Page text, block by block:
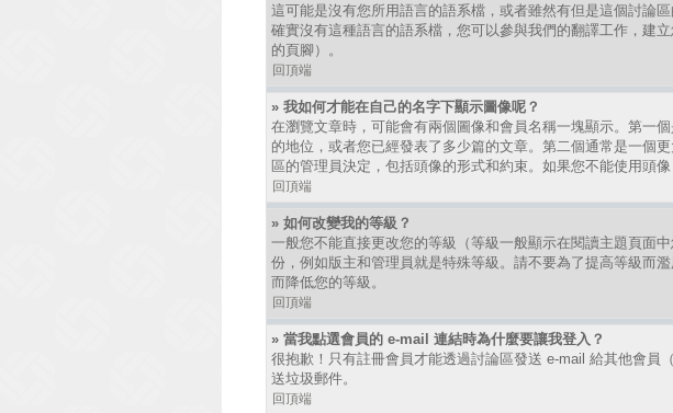
這可能是沒有您所用語言的語系檔，或者雖然有但是這個討論
確實沒有這種語言的語系檔，您可以參與我們的翻譯工作，建
的頁腳）。
回頂端
» 我如何才能在自己的名字下顯示圖像呢？
在瀏覽文章時，可能會有兩個圖像和會員名稱一塊顯示。第一
的地位，或者您已經發表了多少篇的文章。第二個通常是一個
區的管理員決定，包括頭像的形式和約束。如果您不能使用頭
回頂端
» 如何改變我的等級？
一般您不能直接更改您的等級（等級一般顯示在閱讀主題頁面
份，例如版主和管理員就是特殊等級。請不要為了提高等級而
而降低您的等級。
回頂端
» 當我點選會員的 e-mail 連結時為什麼要讓我登入？
很抱歉！只有註冊會員才能透過討論區發送 e-mail 給其他會員
送垃圾郵件。
回頂端